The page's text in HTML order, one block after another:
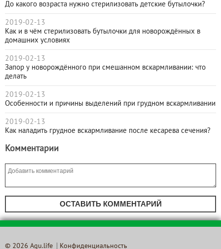
До какого возраста нужно стерилизовать детские бутылочки?
2019-02-13
Как и в чём стерилизовать бутылочки для новорождённых в
домашних условиях
2019-02-13
Запор у новорождённого при смешанном вскармливании: что
делать
2019-02-13
Особенности и причины выделений при грудном вскармливании
2019-02-13
Как наладить грудное вскармливание после кесарева сечения?
Комментарии
ОСТАВИТЬ КОММЕНТАРИЙ
© 2026 Agu.life Конфиденциальность